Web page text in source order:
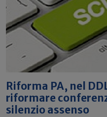
Riforma PA, nel
riformare
silenzio assenso